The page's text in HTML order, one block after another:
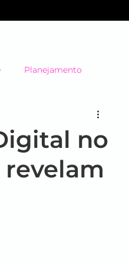
Planejamento
Brand XP
Inteligência Artificial
no
revelam